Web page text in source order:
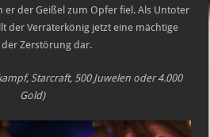
er der Geißel zum Opfer fiel. Als Untoter
der Verräterkönig jetzt eine mächtige
der Zerstörung dar.
Starcraft, 500 Juwelen oder 4.000
Gold)